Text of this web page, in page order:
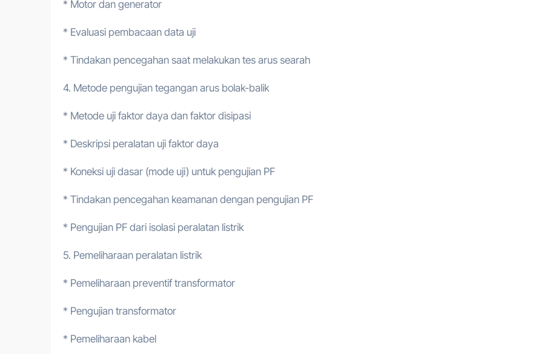
* Motor dan generator
* Evaluasi pembacaan data uji
* Tindakan pencegahan saat melakukan tes arus searah
4. Metode pengujian tegangan arus bolak-balik
* Metode uji faktor daya dan faktor disipasi
* Deskripsi peralatan uji faktor daya
* Koneksi uji dasar (mode uji) untuk pengujian PF
* Tindakan pencegahan keamanan dengan pengujian PF
* Pengujian PF dari isolasi peralatan listrik
5. Pemeliharaan peralatan listrik
* Pemeliharaan preventif transformator
* Pengujian transformator
* Pemeliharaan kabel